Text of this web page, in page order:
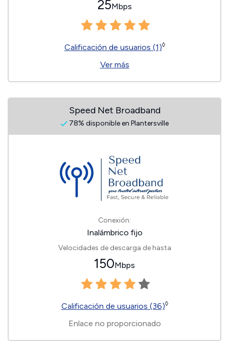
25Mbps
Calificación de usuarios (1)◊
Ver más
Speed Net Broadband
78% disponible en Plantersville
Conexión:
Inalámbrico fijo
Velocidades de descarga de hasta
150Mbps
Calificación de usuarios (36)◊
Enlace no proporcionado